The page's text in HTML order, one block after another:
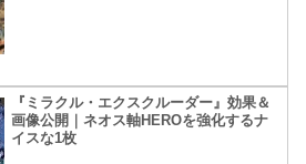
『ミラクル・エクスクルーダー』効果＆
画像公開｜ネオス軸HEROを強化するナ
イスな1枚